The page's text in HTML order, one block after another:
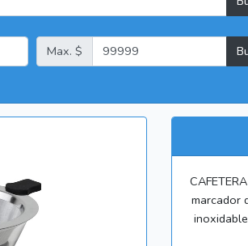
Max. $
marcador